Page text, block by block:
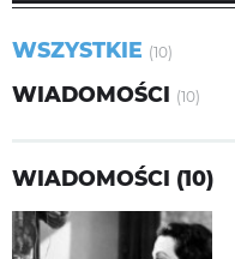
WSZYSTKIE (10)
WIADOMOŚCI (10)
WIADOMOŚCI (10)